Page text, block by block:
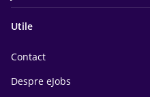
Utile
Contact
Despre eJobs